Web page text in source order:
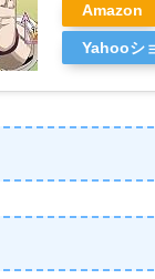
Amazon
Yahooシ